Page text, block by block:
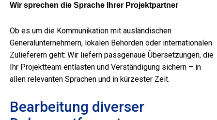
Wir sprechen die Sprache Ihrer Projektpartner
Ob es um die Kommunikation mit ausländischen
Generalunternehmern, lokalen Behörden oder internationalen
Zulieferern geht: Wir liefern passgenaue Übersetzungen, die
Ihr Projektteam entlasten und Verständigung sichern – in
allen relevanten Sprachen und in kürzester Zeit.
Bearbeitung diverser